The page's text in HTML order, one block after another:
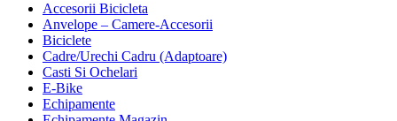
Accesorii Bicicleta
Anvelope – Camere-Accesorii
Biciclete
Cadre/Urechi Cadru (Adaptoare)
Casti Si Ochelari
E-Bike
Echipamente